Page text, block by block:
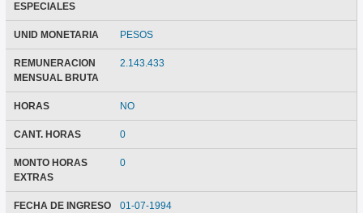
ESPECIALES
UNID MONETARIA PESOS
REMUNERACION
MENSUAL BRUTA
2.143.433
HORAS NO
CANT. HORAS 0
MONTO HORAS
EXTRAS
0
FECHA DE INGRESO 01-07-1994